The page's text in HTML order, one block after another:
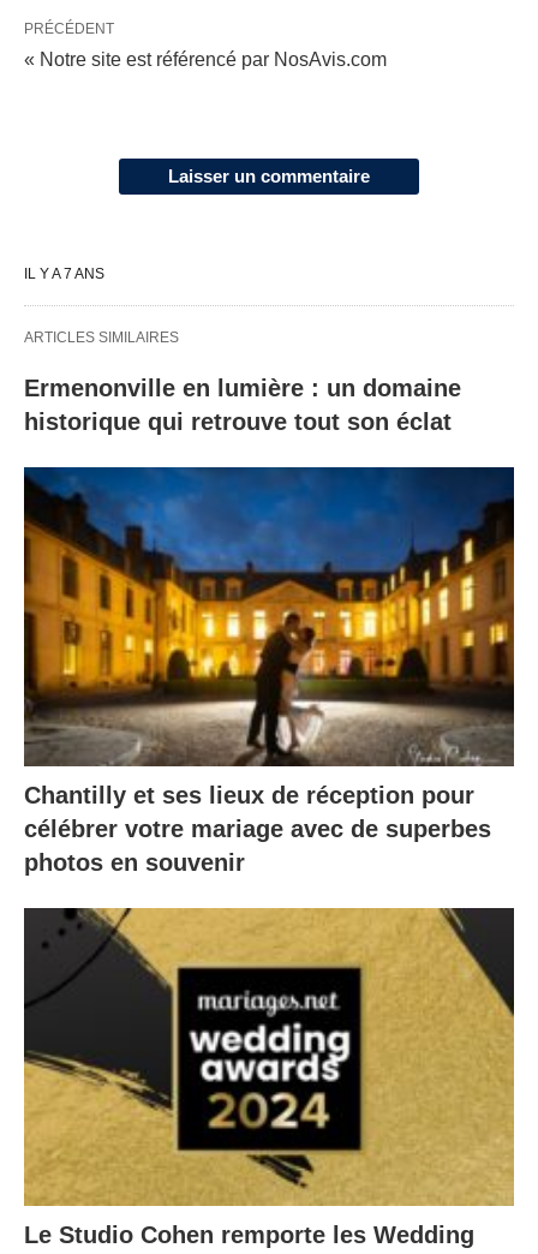
PRÉCÉDENT
« Notre site est référencé par NosAvis.com
Laisser un commentaire
IL Y A 7 ANS
ARTICLES SIMILAIRES
Ermenonville en lumière : un domaine
historique qui retrouve tout son éclat
Chantilly et ses lieux de réception pour
célébrer votre mariage avec de superbes
photos en souvenir
Le Studio Cohen remporte les Wedding